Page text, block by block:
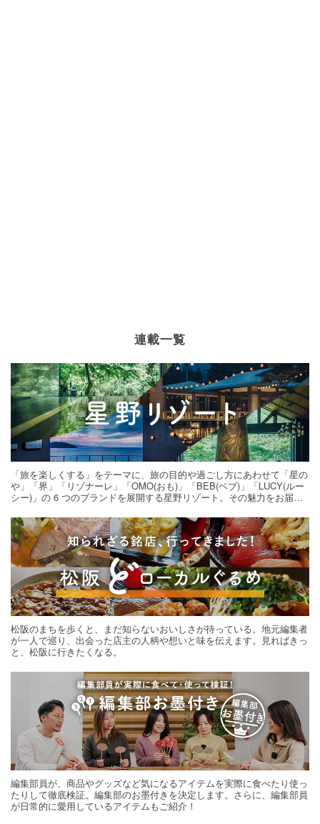
連載一覧
「旅を楽しくする」をテーマに、旅の目的や過ごし方にあわせて「星の
や」「界」「リゾナーレ」「OMO(おも)」「BEB(ベブ)」「LUCY(ルー
シー)」の 6 つのブランドを展開する星野リゾート。その魅力をお届け
松阪のまちを歩くと、まだ知らないおいしさが待っている。地元編集者
が一人で巡り、出会った店主の人柄や想いと味を伝えます。見ればきっ
と、松阪に行きたくなる。
編集部員が、商品やグッズなど気になるアイテムを実際に食べたり使っ
たりして徹底検証。編集部のお墨付きを決定します。さらに、編集部員
が日常的に愛用しているアイテムもご紹介！